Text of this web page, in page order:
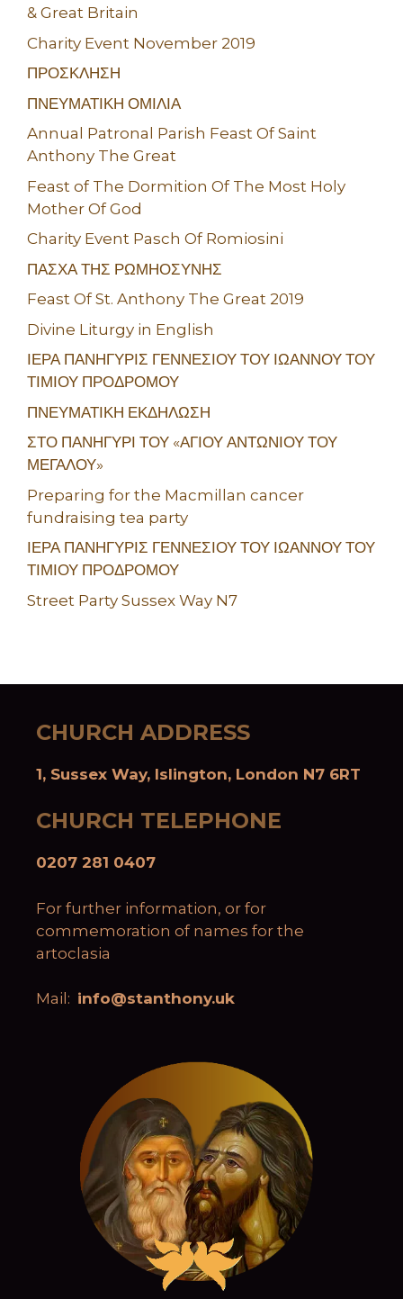
& Great Britain
Charity Event November 2019
ΠΡΟΣΚΛΗΣΗ
ΠΝΕΥΜΑΤΙΚΗ ΟΜΙΛΙΑ
Annual Patronal Parish Feast Of Saint
Anthony The Great
Feast of The Dormition Of The Most Holy
Mother Of God
Charity Event Pasch Of Romiosini
ΠΑΣΧΑ ΤΗΣ ΡΩΜΗΟΣΥΝΗΣ
Feast Of St. Anthony The Great 2019
Divine Liturgy in English
ΙΕΡΑ ΠΑΝΗΓΥΡΙΣ ΓΕΝΝΕΣΙΟΥ ΤΟΥ ΙΩΑΝΝΟΥ ΤΟΥ
ΤΙΜΙΟΥ ΠΡΟΔΡΟΜΟΥ
ΠΝΕΥΜΑΤΙΚΗ ΕΚΔΗΛΩΣΗ
ΣΤΟ ΠΑΝΗΓΥΡΙ ΤΟΥ «ΑΓΙΟΥ ΑΝΤΩΝΙΟΥ ΤΟΥ
ΜΕΓΑΛΟΥ»
Preparing for the Macmillan cancer
fundraising tea party
ΙΕΡΑ ΠΑΝΗΓΥΡΙΣ ΓΕΝΝΕΣΙΟΥ ΤΟΥ ΙΩΑΝΝΟΥ ΤΟΥ
ΤΙΜΙΟΥ ΠΡΟΔΡΟΜΟΥ
Street Party Sussex Way N7
CHURCH ADDRESS
1, Sussex Way, Islington, London N7 6RT
CHURCH TELEPHONE
0207 281 0407
For further information, or for
commemoration of names for the
artoclasia
Mail: info@stanthony.uk